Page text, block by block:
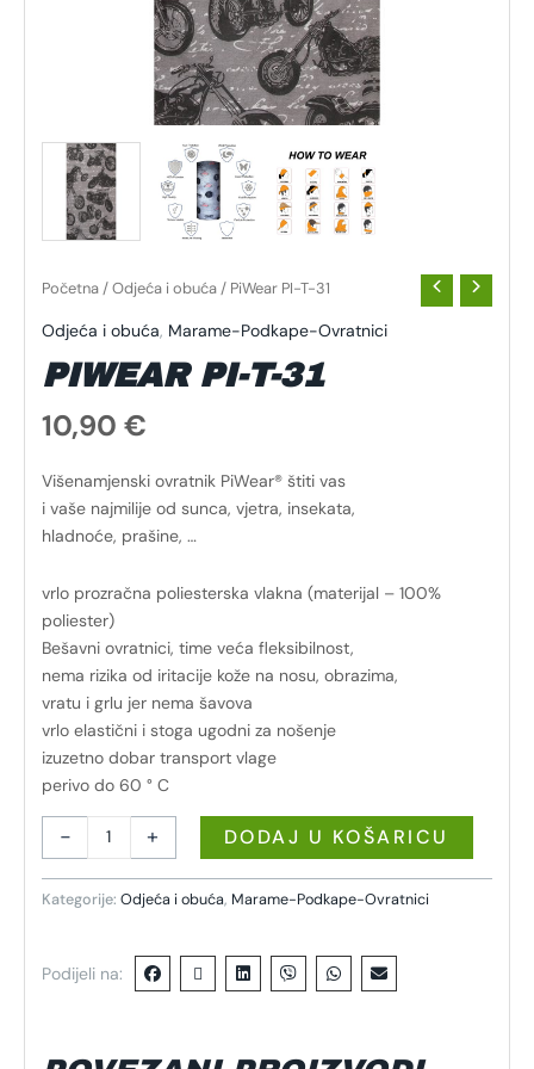
Početna /Odjeća i obuća / PiWear PI-T-31
Odjeća i obuća, Marame-Podkape-Ovratnici
PIWEAR PI-T-31
10,90 €
Višenamjenski ovratnik PiWear® štiti vas
i vaše najmilije od sunca, vjetra, insekata,
hladnoće, prašine, …
vrlo prozračna poliesterska vlakna (materijal – 100%
poliester)
Bešavni ovratnici, time veća fleksibilnost,
nema rizika od iritacije kože na nosu, obrazima,
vratu i grlu jer nema šavova
vrlo elastični i stoga ugodni za nošenje
izuzetno dobar transport vlage
perivo do 60 ° C
- + DODAJ U KOŠARICU
Kategorije: Odjeća i obuća, Marame-Podkape-Ovratnici
Podijeli na: